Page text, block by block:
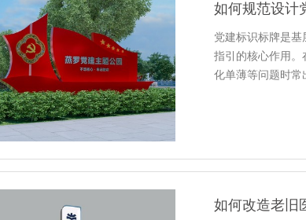
如何规范设计
党建标识标牌是
指引的核心作用。
化单薄等问题时
如何改造老旧